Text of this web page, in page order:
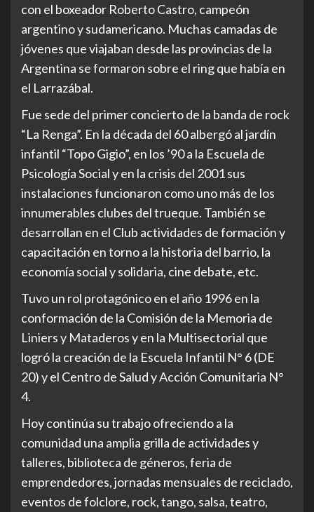
con el boxeador Roberto Castro, campeón
argentino y sudamericano. Muchas camadas de
jóvenes que viajaban desde las provincias de la
Argentina se formaron sobre el ring que había en
el Larrazábal.
Fue sede del primer concierto de la banda de rock
“La Renga”. En la década del 60 albergó al jardín
infantil “Topo Gigio”, en los ’90 a la Escuela de
Psicología Social y en la crisis del 2001 sus
instalaciones funcionaron como uno más de los
innumerables clubes del trueque. También se
desarrollan en el Club actividades de formación y
capacitación en torno a la historia del barrio, la
economía social y solidaria, cine debate, etc.
Tuvo un rol protagónico en el año 1996 en la
conformación de la Comisión de la Memoria de
Liniers y Mataderos y en la Multisectorial que
logró la creación de la Escuela Infantil N° 6 (DE
20) y el Centro de Salud y Acción Comunitaria N°
4.
Hoy continúa su trabajo ofreciendo a la
comunidad una amplia grilla de actividades y
talleres, biblioteca de géneros, feria de
emprendedores, jornadas mensuales de reciclado,
eventos de folclore, rock, tango, salsa, teatro,